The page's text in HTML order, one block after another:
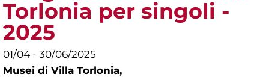
Torlonia per singoli -
2025
01/04 - 30/06/2025
Musei di Villa Torlonia,